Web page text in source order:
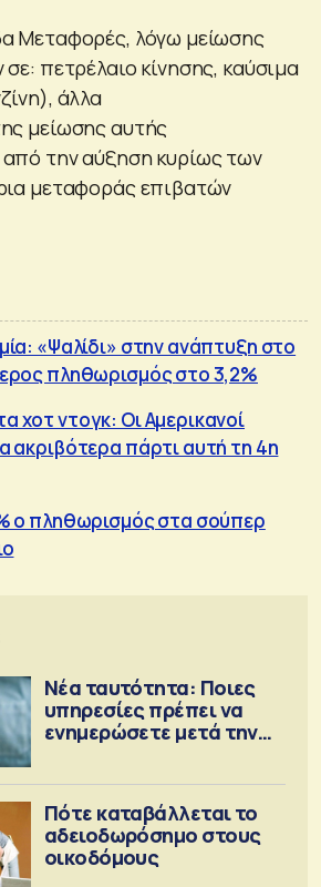
Μεταφορές, λόγω μείωσης
πετρέλαιο κίνησης, καύσιμα
άλλα
μείωσης αυτής
από την αύξηση κυρίως των
μεταφοράς επιβατών
«Ψαλίδι» στην ανάπτυξη στο
πληθωρισμός στο 3,2%
χοτ ντογκ: Οι Αμερικανοί
ακριβότερα πάρτι αυτή τη 4η
ο πληθωρισμός στα σούπερ
Νέα ταυτότητα: Ποιες
υπηρεσίες πρέπει να
ενημερώσετε μετά την
Πότε καταβάλλεται το
αδειοδωρόσημο στους
οικοδόμους